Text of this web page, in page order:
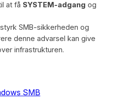
at få SYSTEM-adgang og
SMB-sikkerheden og
denne advarsel kan give
infrastrukturen.
SMB